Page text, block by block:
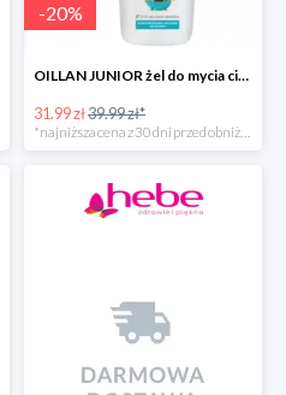
-20%
OILLAN JUNIOR żel do mycia ciała i włosów
31.99 zł39.99 zł*
*najniższa cena z 30 dni przed obniżką